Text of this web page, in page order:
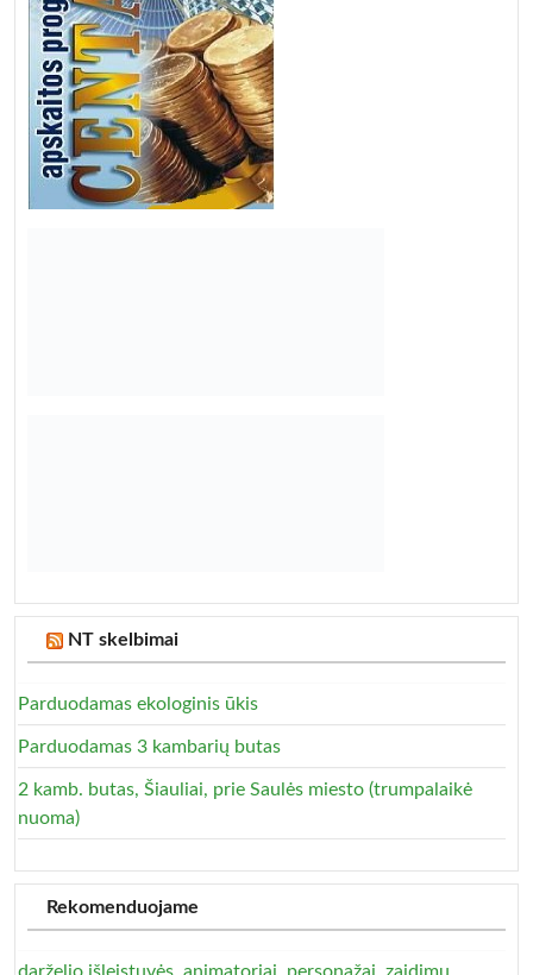
NT skelbimai
Parduodamas ekologinis ūkis
Parduodamas 3 kambarių butas
2 kamb. butas, Šiauliai, prie Saulės miesto (trumpalaikė
nuoma)
Rekomenduojame